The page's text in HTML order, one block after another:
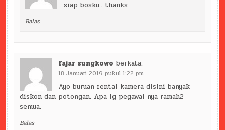
siap bosku.. thanks
Balas
Fajar sungkowo berkata:
18 Januari 2019 pukul 1:22 pm
Ayo buruan rental kamera disini banyak
diskon dan potongan. Apa lg pegawai nya ramah2
semua.
Balas